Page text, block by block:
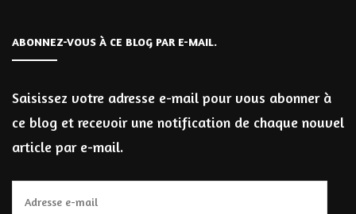
ABONNEZ-VOUS À CE BLOG PAR E-MAIL.
Saisissez votre adresse e-mail pour vous abonner à
ce blog et recevoir une notification de chaque nouvel
article par e-mail.